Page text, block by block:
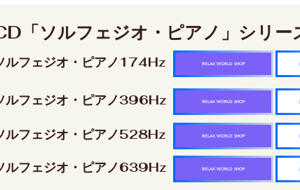
「ソルフェジオ・ピアノ」シリー
ルフェジオ・ピアノ174Hz RELAX WORLD SHOP
ルフェジオ・ピアノ396Hz RELAX WORLD SHOP
ルフェジオ・ピアノ528Hz RELAX WORLD SHOP
ルフェジオ・ピアノ639Hz RELAX WORLD SHOP